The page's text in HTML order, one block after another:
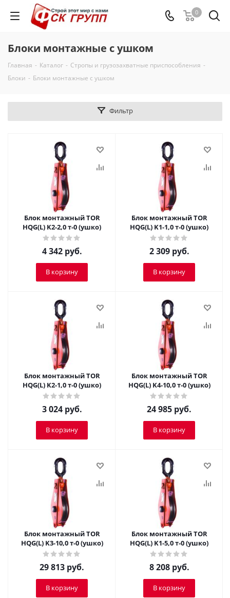
0
Блоки монтажные с ушком
Главная - Каталог - Стропы и грузозахватные приспособления -
Блоки - Блоки монтажные с ушком
Фильтр
Блок монтажный TOR
HQG(L) K2-2,0 т-0 (ушко)
4 342руб.
В корзину
Блок монтажный TOR
HQG(L) K1-1,0 т-0 (ушко)
2 309руб.
В корзину
Блок монтажный TOR
HQG(L) K2-1,0 т-0 (ушко)
3 024руб.
В корзину
Блок монтажный TOR
HQG(L) K4-10,0 т-0 (ушко)
24 985 руб.
В корзину
Блок монтажный TOR
HQG(L) K3-10,0 т-0 (ушко)
29 813 руб.
В корзину
Блок монтажный TOR
HQG(L) K1-5,0 т-0 (ушко)
8 208руб.
В корзину